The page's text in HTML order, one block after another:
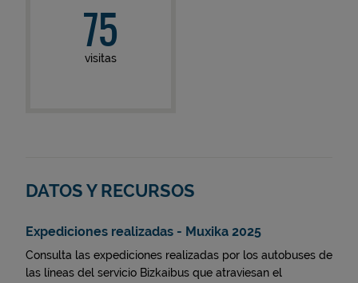
75
visitas
DATOS Y RECURSOS
Expediciones realizadas - Muxika 2025
Consulta las expediciones realizadas por los autobuses de
las líneas del servicio Bizkaibus que atraviesan el